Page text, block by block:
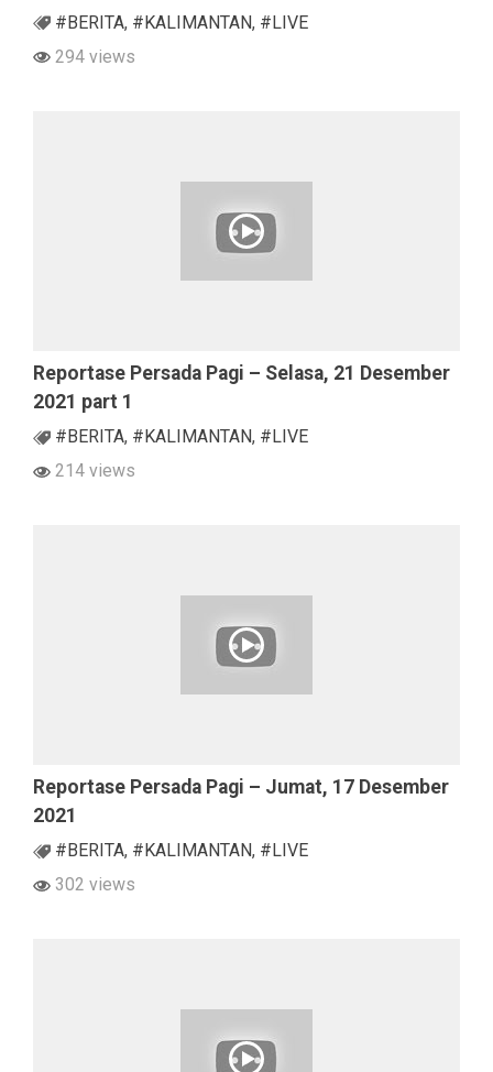
#BERITA, #KALIMANTAN, #LIVE
294 views
Reportase Persada Pagi – Selasa, 21 Desember
2021 part 1
#BERITA, #KALIMANTAN, #LIVE
214 views
Reportase Persada Pagi – Jumat, 17 Desember
2021
#BERITA, #KALIMANTAN, #LIVE
302 views